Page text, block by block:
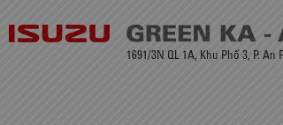
1691/3N QL 1A, Khu Phố 3, P. An